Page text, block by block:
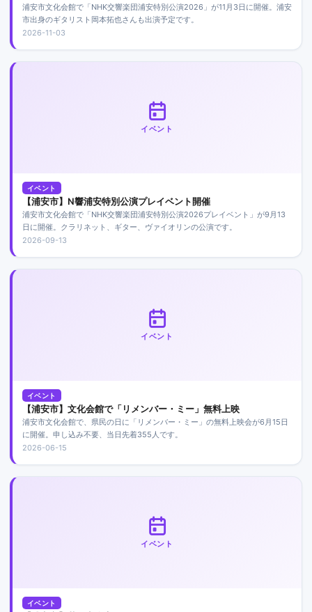
浦安市文化会館で「NHK交響楽団浦安特別公演2026」が11月3日に開催。浦安
市出身のギタリスト岡本拓也さんも出演予定です。
2026-11-03
イベント
イベント
【浦安市】N響浦安特別公演プレイベント開催
浦安市文化会館で「NHK交響楽団浦安特別公演2026プレイベント」が9月13
日に開催。クラリネット、ギター、ヴァイオリンの公演です。
2026-09-13
イベント
イベント
【浦安市】文化会館で「リメンバー・ミー」無料上映
浦安市文化会館で、県民の日に「リメンバー・ミー」の無料上映会が6月15日
に開催。申し込み不要、当日先着355人です。
2026-06-15
イベント
イベント